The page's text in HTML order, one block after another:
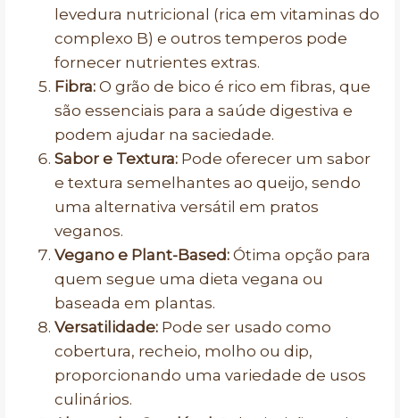
levedura nutricional (rica em vitaminas do
complexo B) e outros temperos pode
fornecer nutrientes extras.
Fibra: O grão de bico é rico em fibras, que
são essenciais para a saúde digestiva e
podem ajudar na saciedade.
Sabor e Textura: Pode oferecer um sabor
e textura semelhantes ao queijo, sendo
uma alternativa versátil em pratos
veganos.
Vegano e Plant-Based: Ótima opção para
quem segue uma dieta vegana ou
baseada em plantas.
Versatilidade: Pode ser usado como
cobertura, recheio, molho ou dip,
proporcionando uma variedade de usos
culinários.